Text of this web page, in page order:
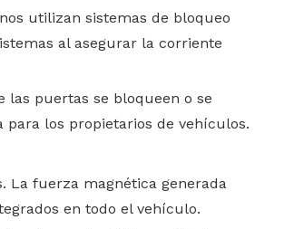
utilizan sistemas de bloqueo
al asegurar la corriente
las puertas se bloqueen o se
los propietarios de vehículos.
La fuerza magnética generada
en todo el vehículo.